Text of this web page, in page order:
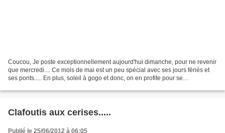
Coucou, Je poste exceptionnellement aujourd'hui dimanche, pour ne revenir
que mercredi.... Ce mois de mai est un peu spécial avec ses jours fériés et
ses ponts..... En plus, soleil à gogo et donc, on en profite pour se
Clafoutis aux cerises.....
Publié le 25/06/2012 à 06:05